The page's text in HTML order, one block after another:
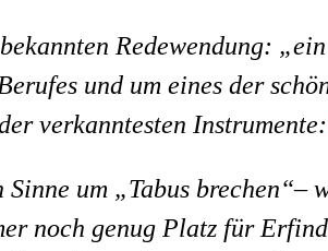
Redewendung:
und um eines der
verkanntesten
um „Tabus
noch genug Platz für